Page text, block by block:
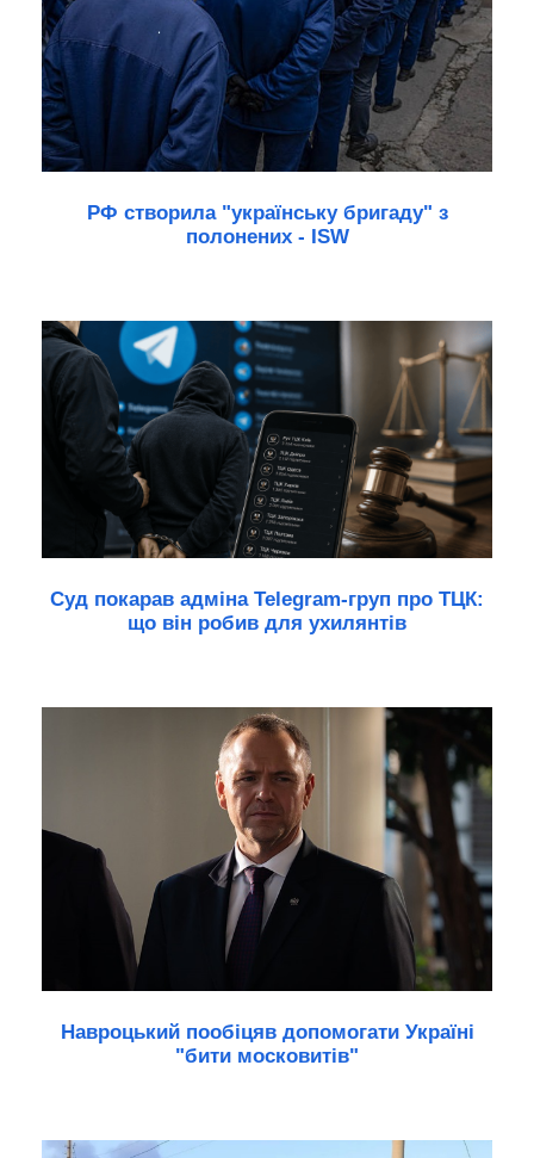
РФ створила "українську бригаду" з
полонених - ISW
Суд покарав адміна Telegram-груп про ТЦК:
що він робив для ухилянтів
Навроцький пообіцяв допомогати Україні
"бити московитів"